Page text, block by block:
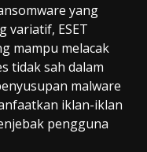
yang
variatif, ESET
mampu melacak
tidak sah dalam
malware
iklan-iklan
pengguna